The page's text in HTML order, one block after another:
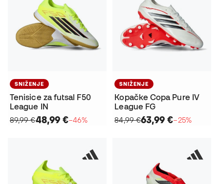
SNIŽENJE
Tenisice za futsal F50
League IN
89,99 €48,99 €−46%
SNIŽENJE
Kopačke Copa Pure IV
League FG
84,99 €63,99 €−25%